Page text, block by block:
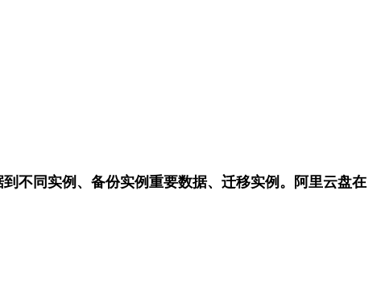
不同实例、备份实例重要数据、迁移实例。阿里云盘在